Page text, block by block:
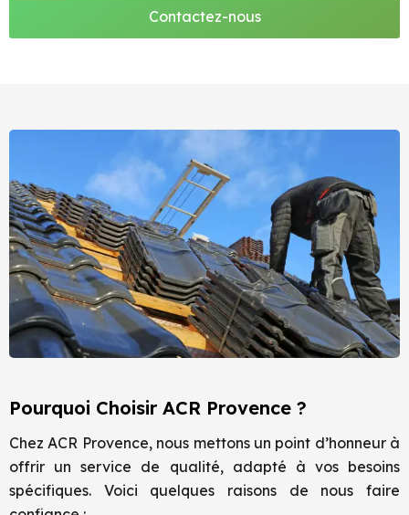
Contactez-nous
Pourquoi Choisir ACR Provence ?
Chez ACR Provence, nous mettons un point d’honneur à
offrir un service de qualité, adapté à vos besoins
spécifiques. Voici quelques raisons de nous faire